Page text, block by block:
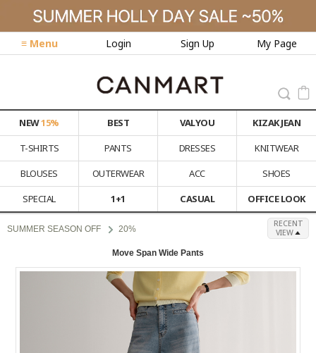
≡ Menu Login Sign Up My Page
NEW15% BEST VALYOU
KIZAK JEAN
T-SHIRTS
PANTS DRESSES
KNITWEAR
BLOUSES
OUTERWEAR ACC
SHOES
SPECIAL
1+1 CASUAL OFFICE LOOK
SUMMER SEASON OFF 20%
RECENT
VIEW
Move Span Wide Pants